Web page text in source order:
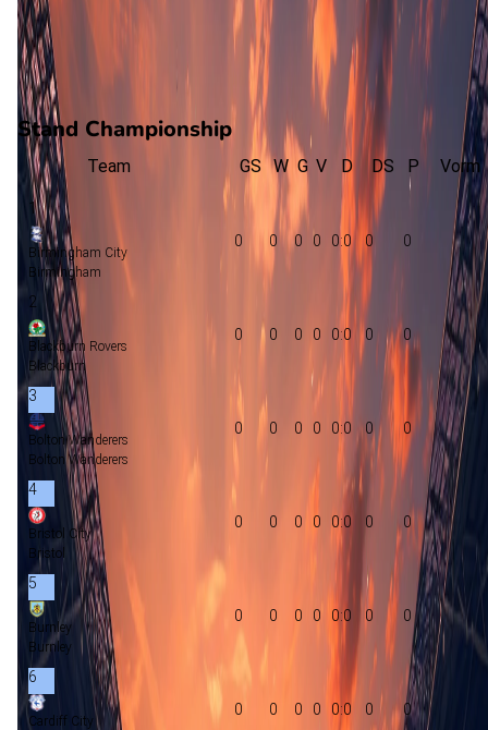
0gewonnen
0verloren
vorm
Stand Championship
Team GS W G V D DS P Vorm
1
Birmingham City
Birmingham
0 0 0 0 0:0 0 0
2
Blackburn Rovers
Blackburn
0 0 0 0 0:0 0 0
3
Bolton Wanderers
Bolton Wanderers
0 0 0 0 0:0 0 0
4
Bristol City
Bristol
0 0 0 0 0:0 0 0
5
Burnley
Burnley
0 0 0 0 0:0 0 0
6
Cardiff City
0 0 0 0 0:0 0 0